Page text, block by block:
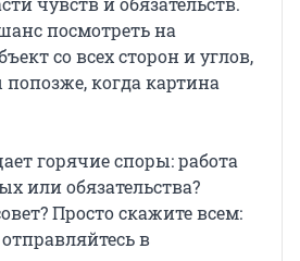
посмотреть на
со всех сторон и углов,
когда картина
горячие споры: работа
или обязательства?
Просто скажите всем:
в